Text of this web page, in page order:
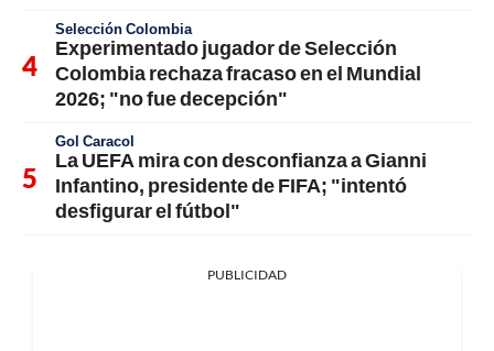
Selección Colombia
Experimentado jugador de Selección
Colombia rechaza fracaso en el Mundial
2026; "no fue decepción"
Gol Caracol
La UEFA mira con desconfianza a Gianni
Infantino, presidente de FIFA; "intentó
desfigurar el fútbol"
PUBLICIDAD